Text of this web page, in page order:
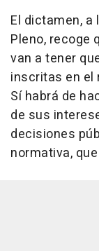
El dictamen, a
Pleno, recoge
van a tener
inscritas en el
Sí habrá de
de sus
decisiones
normativa,